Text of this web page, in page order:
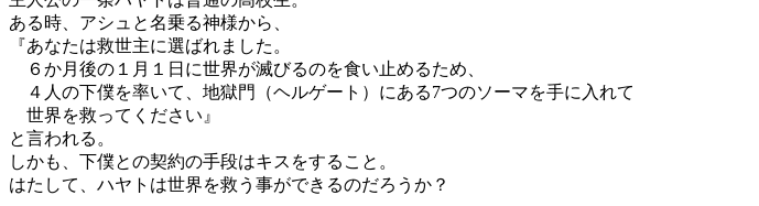
ある時、アシュと名乗る神様から、
『あなたは救世主に選ばれました。
６か月後の１月１日に世界が滅びるのを食い止めるため、
４人の下僕を率いて、地獄門（ヘルゲート）にある7つのソーマを手に入れて
世界を救ってください』
と言われる。
しかも、下僕との契約の手段はキスをすること。
はたして、ハヤトは世界を救う事ができるのだろうか？